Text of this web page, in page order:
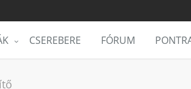
CSEREBERE FÓRUM